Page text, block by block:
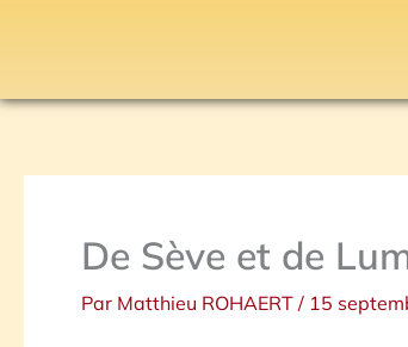
De Sève et de
Par Matthieu ROHAERT / 15